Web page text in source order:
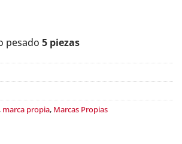
pesado 5 piezas
, marca propia, Marcas Propias